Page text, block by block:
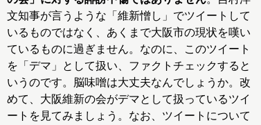
文知事が言うような「維新憎し」でツイートして
いるものではなく、あくまで大阪市の現状を嘆い
ているものに過ぎません。なのに、このツイート
を「デマ」として扱い、ファクトチェックすると
いうのです。脳味噌は大丈夫なんでしょうか。改
めて、大阪維新の会がデマとして扱っているツイ
ートを見てみましょう。なお、ツイートについて